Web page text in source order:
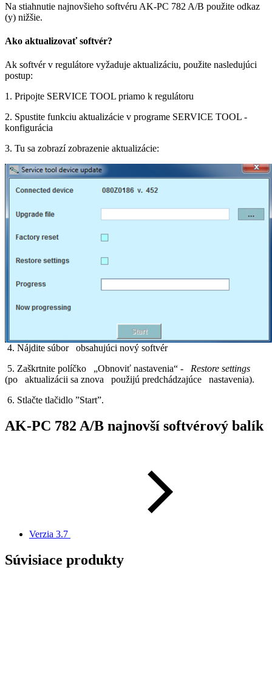
Na stiahnutie najnovšieho softvéru AK-PC 782 A/B použite odkaz
(y) nižšie.
Ako aktualizovať softvér?
Ak softvér v regulátore vyžaduje aktualizáciu, použite nasledujúci
postup:
1. Pripojte SERVICE TOOL priamo k regulátoru
2. Spustite funkciu aktualizácie v programe SERVICE TOOL -
konfigurácia
3. Tu sa zobrazí zobrazenie aktualizácie:
4. Nájdite súbor obsahujúci nový softvér
5. Zaškrtnite políčko „Obnoviť nastavenia“ - Restore settings
(po aktualizácii sa znova použijú predchádzajúce nastavenia).
6. Stlačte tlačidlo ”Start”.
AK-PC 782 A/B najnovší softvérový balík
Verzia 3.7
Súvisiace produkty